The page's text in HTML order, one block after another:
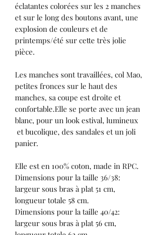
éclatantes colorées sur les 2 manches
et sur le long des boutons avant, une
explosion de couleurs et de
printemps/été sur cette très jolie
pièce.
Les manches sont travaillées, col Mao,
petites fronces sur le haut des
manches, sa coupe est droite et
confortable.Elle se porte avec un jean
blanc, pour un look estival, lumineux
et bucolique, des sandales et un joli
panier.
Elle est en 100% coton, made in RPC.
Dimensions pour la taille 36/38:
largeur sous bras à plat 51 cm,
longueur totale 58 cm.
Dimensions pour la taille 40/42:
largeur sous bras à plat 56 cm,